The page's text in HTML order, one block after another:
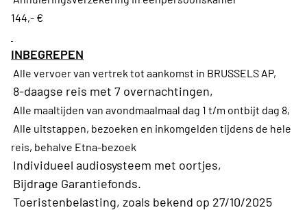
144,- €
INBEGREPEN
Alle vervoer van vertrek tot aankomst in BRUSSELS AP,
8-daagse reis met 7 overnachtingen,
Alle maaltijden van avondmaalmaal dag 1 t/m ontbijt dag 8,
Alle uitstappen, bezoeken en inkomgelden tijdens de hele
reis, behalve Etna-bezoek
Individueel audiosysteem met oortjes,
Bijdrage Garantiefonds.
Toeristenbelasting, zoals bekend op 27/10/2025